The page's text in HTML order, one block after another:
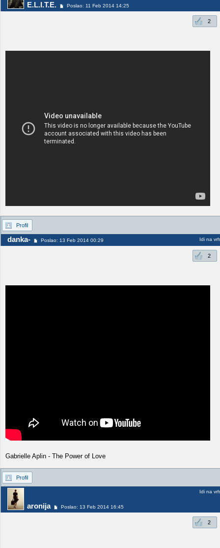
E.L.I.T.E. Poslao: 11 Feb 2014 14:25
2
Profil
danka- Poslao: 13 Feb 2014 00:29 Idi na vrh
2
Gabrielle Aplin - The Power of Love
Profil
aronija Poslao: 13 Feb 2014 16:45
Idi na vrh
2